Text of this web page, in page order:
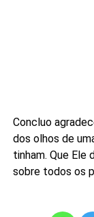
Concluo
dos olhos de
tinham. Que Ele
sobre todos os